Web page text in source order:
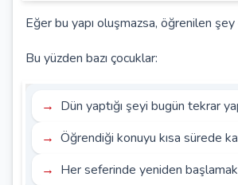
Eğer bu yapı oluşmazsa, öğrenilen şey
Bu yüzden bazı çocuklar:
Dün yaptığı şeyi bugün tekrar
Öğrendiği konuyu kısa sürede
Her seferinde yeniden